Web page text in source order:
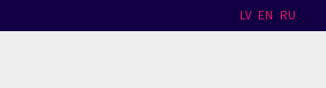
LV EN RU